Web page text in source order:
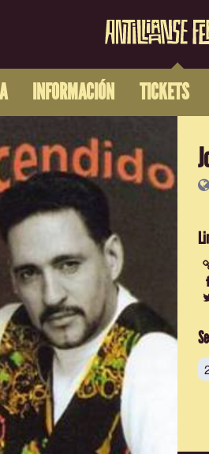
INFORMACIÓN TICKETS